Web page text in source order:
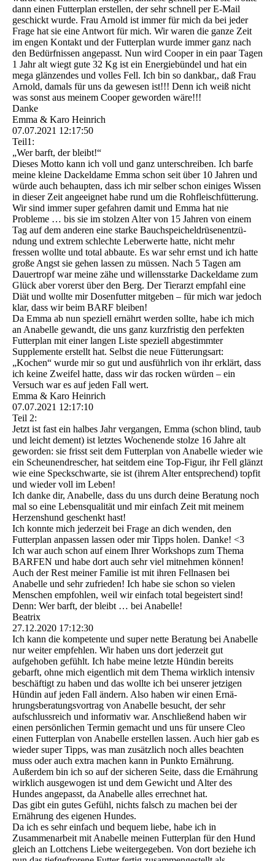
dann einen Futterplan erstellen, der sehr schnell per E-Mail
geschickt wurde. Frau Arnold ist immer für mich da bei jeder
Frage hat sie eine Antwort für mich. Wir waren die ganze Zeit
im engen Kontakt und der Futterplan wurde immer ganz nach
den Bedürfnissen angepasst. Nun wird Cooper in ein paar Tagen
1 Jahr alt wiegt gute 32 Kg ist ein Energiebündel und hat ein
mega glänzendes und volles Fell. Ich bin so dankbar,, daß Frau
Arnold, damals für uns da gewesen ist!!! Denn ich weiß nicht
was sonst aus meinem Cooper geworden wäre!!!
Danke
Emma & Karo Heinrich
07.07.2021 12:17:50
Teil1:
„Wer barft, der bleibt!“
Dieses Motto kann ich voll und ganz unterschreiben. Ich barfe
meine kleine Dackeldame Emma schon seit über 10 Jahren und
würde auch behaupten, dass ich mir selber schon einiges Wissen
in dieser Zeit angeeignet habe rund um die Rohfleischfütterung.
Wir sind immer super gefahren damit und Emma hat nie
Probleme … bis sie im stolzen Alter von 15 Jahren von einem
Tag auf dem anderen eine starke Bauchspeicheldrü­senentzü­
ndung und extrem schlechte Leberwerte hatte, nicht mehr
fressen wollte und total abbaute. Es war sehr ernst und ich hatte
große Angst sie gehen lassen zu müssen. Nach 5 Tagen am
Dauertropf war meine zähe und willensstarke Dackeldame zum
Glück aber vorerst über den Berg. Der Tierarzt empfahl eine
Diät und wollte mir Dosenfutter mitgeben – für mich war jedoch
klar, dass wir beim BARF bleiben!
Da Emma ab nun speziell ernährt werden sollte, habe ich mich
an Anabelle gewandt, die uns ganz kurzfristig den perfekten
Futterplan mit einer langen Liste speziell abgestimmter
Supplemente erstellt hat. Selbst die neue Fütterungsart:
„Kochen“ wurde mir so gut und ausführlich von ihr erklärt, dass
ich keine Zweifel hatte, dass wir das rocken würden – ein
Versuch war es auf jeden Fall wert.
Emma & Karo Heinrich
07.07.2021 12:17:10
Teil 2:
Jetzt ist fast ein halbes Jahr vergangen, Emma (schon blind, taub
und leicht dement) ist letztes Wochenende stolze 16 Jahre alt
geworden: sie frisst seit dem Futterplan von Anabelle wieder wie
ein Scheunendrescher, hat seitdem eine Top-Figur, ihr Fell glänzt
wie eine Speckschwarte, sie ist (ihrem Alter entsprechend) topfit
und wieder voll im Leben!
Ich danke dir, Anabelle, dass du uns durch deine Beratung noch
mal so eine Lebensqualität und mir einfach Zeit mit meinem
Herzenshund geschenkt hast!
Ich konnte mich jederzeit bei Frage an dich wenden, den
Futterplan anpassen lassen oder mir Tipps holen. Danke! <3
Ich war auch schon auf einem Ihrer Workshops zum Thema
BARFEN und habe dort auch sehr viel mitnehmen können!
Auch der Rest meiner Familie ist mit ihren Fellnasen bei
Anabelle und sehr zufrieden! Ich habe sie schon so vielen
Menschen empfohlen, weil wir einfach total begeistert sind!
Denn: Wer barft, der bleibt … bei Anabelle!
Beatrix
27.12.2020 17:12:30
Ich kann die kompetente und super nette Beratung bei Anabelle
nur weiter empfehlen. Wir haben uns dort jederzeit gut
aufgehoben gefühlt. Ich habe meine letzte Hündin bereits
gebarft, ohne mich eigentlich mit dem Thema wirklich intensiv
beschäftigt zu haben und das wollte ich bei unserer jetzigen
Hündin auf jeden Fall ändern. Also haben wir einen Ernä­
hrungsberatungsvortrag von Anabelle besucht, der sehr
aufschlussreich und informativ war. Anschließend haben wir
einen persönlichen Termin gemacht und uns für unsere Cleo
einen Futterplan von Anabelle erstellen lassen. Auch hier gab es
wieder super Tipps, was man zusätzlich noch alles beachten
muss oder auch extra machen kann in Punkto Ernährung.
Außerdem bin ich so auf der sicheren Seite, dass die Ernährung
wirklich ausgewogen ist und dem Gewicht und Alter des
Hundes angepasst, da Anabelle alles errechnet hat.
Das gibt ein gutes Gefühl, nichts falsch zu machen bei der
Ernährung des eigenen Hundes.
Da ich es sehr einfach und bequem liebe, habe ich in
Zusammenarbeit mit Anabelle meinen Futterplan für den Hund
gleich an Lottchens Liebe weitergegeben. Von dort beziehe ich